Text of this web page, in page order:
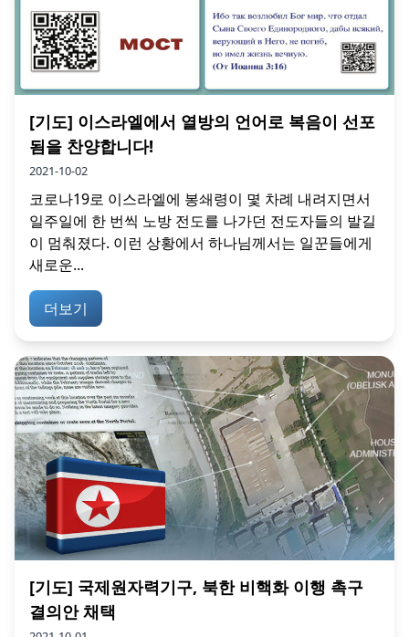
[기도] 이스라엘에서 열방의 언어로 복음이 선포
됨을 찬양합니다!
2021-10-02
코로나19로 이스라엘에 봉쇄령이 몇 차례 내려지면서
일주일에 한 번씩 노방 전도를 나가던 전도자들의 발길
이 멈춰졌다. 이런 상황에서 하나님께서는 일꾼들에게
새로운...
더보기
[기도] 국제원자력기구, 북한 비핵화 이행 촉구
결의안 채택